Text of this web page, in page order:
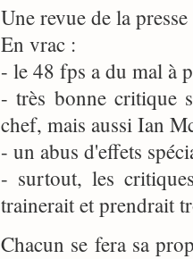
Une revue de la
En vrac :
- le 48 fps a du mal à
- très bonne critique
chef, mais aussi Ian
- un abus d'effets
- surtout, les
trainerait et prendrait
Chacun se fera sa